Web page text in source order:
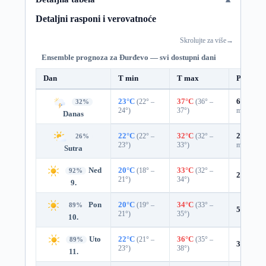
Detaljni rasponi i verovatnoće
Skrolujte za više→
Ensemble prognoza za Đurđevo — svi dostupni dani
Dan T min T max
32%
Danas
23°C (22° –
24°)
37°C (36° –
37°)
65%
mm)
26%
Sutra
22°C (22° –
23°)
32°C (32° –
33°)
29%
mm)
92%
Ned
9.
20°C (18° –
21°)
33°C (32° –
34°)
2%
89%
Pon
10.
20°C (19° –
21°)
34°C (33° –
35°)
5%
89%
Uto
11.
22°C (21° –
23°)
36°C (35° –
38°)
3%